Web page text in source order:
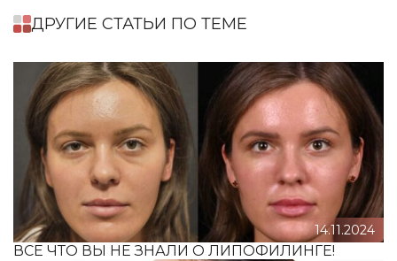
ДРУГИЕ СТАТЬИ ПО ТЕМЕ
14.11.2024
ВСЕ ЧТО ВЫ НЕ ЗНАЛИ О ЛИПОФИЛИНГЕ!